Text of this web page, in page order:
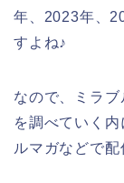
年、2023年、
すよね♪
なので、ミラ
を調べていく
ルマガなどで配